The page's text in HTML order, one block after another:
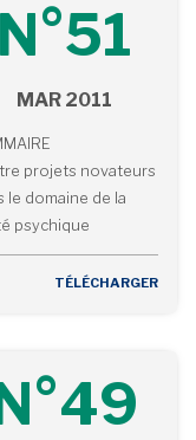
N°51
MAR 2011
projets novateurs
le domaine de la
psychique
TÉLÉCHARGER